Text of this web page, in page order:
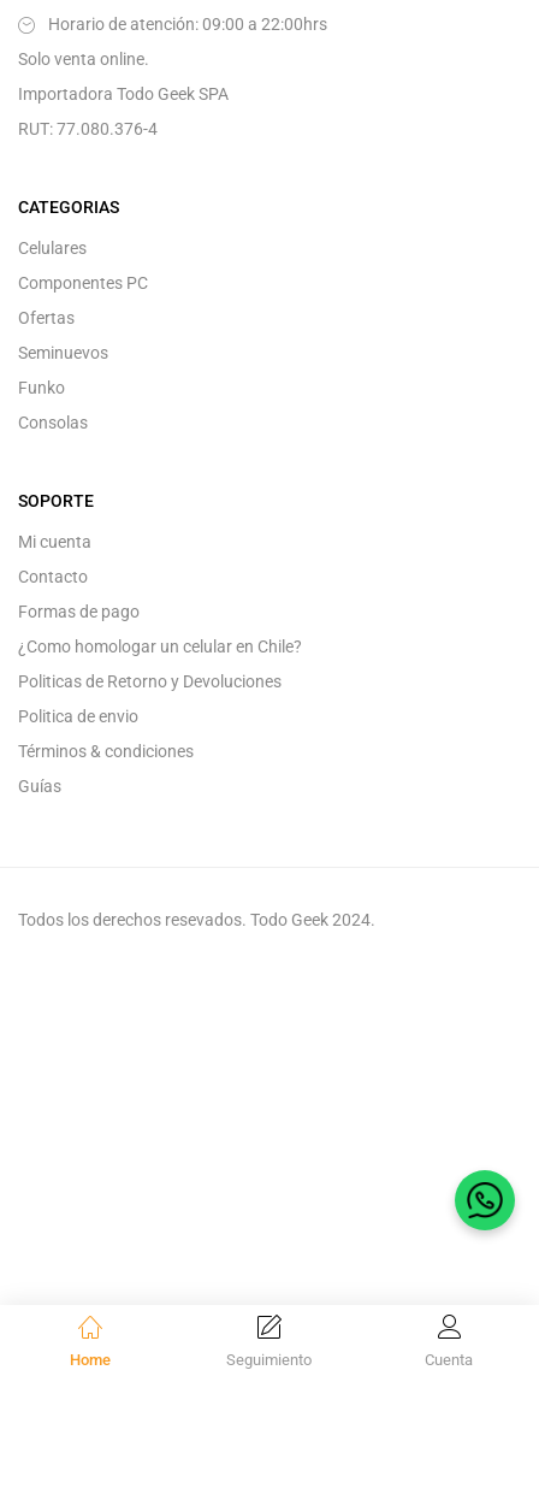
Home Seguimiento Cuenta
Horario de atención: 09:00 a 22:00hrs
Solo venta online.
Importadora Todo Geek SPA
RUT: 77.080.376-4
CATEGORIAS
Celulares
Componentes PC
Ofertas
Seminuevos
Funko
Consolas
SOPORTE
Mi cuenta
Contacto
Formas de pago
¿Como homologar un celular en Chile?
Politicas de Retorno y Devoluciones
Politica de envio
Términos & condiciones
Guías
Todos los derechos resevados. Todo Geek 2024.
Habla